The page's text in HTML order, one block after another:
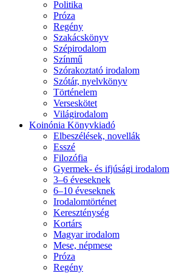
Politika
Próza
Regény
Szakácskönyv
Szépirodalom
Színmű
Szórakoztató irodalom
Szótár, nyelvkönyv
Történelem
Verseskötet
Világirodalom
Koinónia Könyvkiadó
Elbeszélések, novellák
Esszé
Filozófia
Gyermek- és ifjúsági irodalom
3–6 éveseknek
6–10 éveseknek
Irodalomtörténet
Kereszténység
Kortárs
Magyar irodalom
Mese, népmese
Próza
Regény